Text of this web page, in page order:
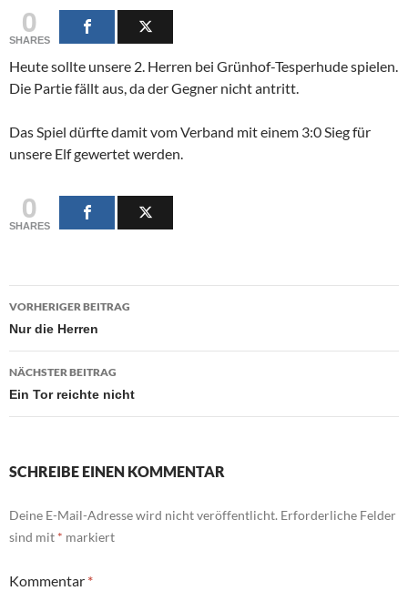
0
SHARES
Heute sollte unsere 2. Herren bei Grünhof-Tesperhude spielen.
Die Partie fällt aus, da der Gegner nicht antritt.
Das Spiel dürfte damit vom Verband mit einem 3:0 Sieg für
unsere Elf gewertet werden.
0
SHARES
Beitragsnavigation
VORHERIGER BEITRAG
Nur die Herren
NÄCHSTER BEITRAG
Ein Tor reichte nicht
SCHREIBE EINEN KOMMENTAR
Deine E-Mail-Adresse wird nicht veröffentlicht. Erforderliche Felder
sind mit * markiert
Kommentar *